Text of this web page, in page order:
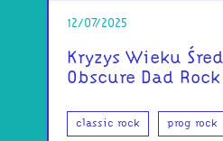
12/07/2025
Kryzys Wieku
Obscure Dad Rock
classic rock prog rock